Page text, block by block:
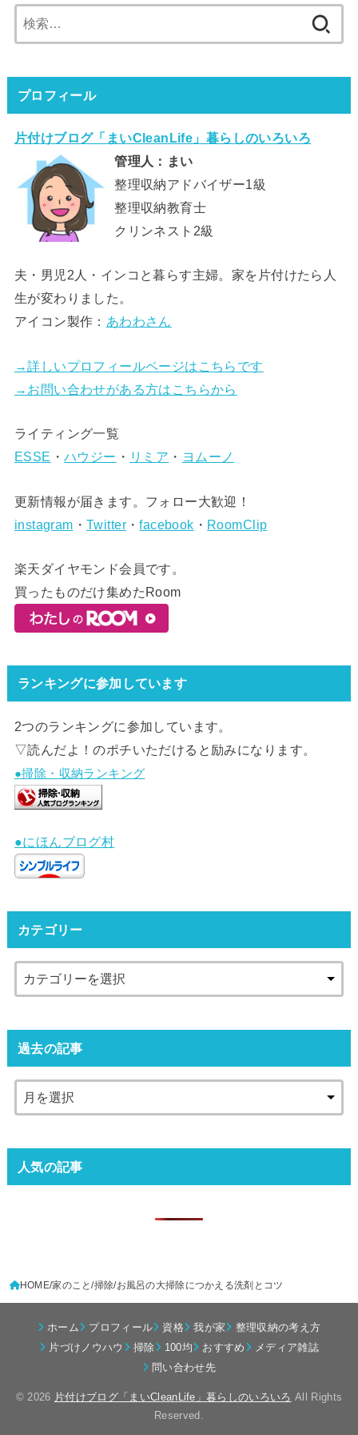
索:
プロフィール
片付けブログ「まいCleanLife」暮らしのいろいろ
管理人：まい
整理収納アドバイザー1級
整理収納教育士
クリンネスト2級
夫・男児2人・インコと暮らす主婦。家を片付けたら人
生が変わりました。
アイコン製作： あわわさん
→詳しいプロフィールページはこちらです
→お問い合わせがある方はこちらから
ライティング一覧
ESSE ・ ハウジー ・ リミア ・ ヨムーノ
更新情報が届きます。フォロー大歓迎！
instagram ・Twitter・facebook ・ RoomClip
楽天ダイヤモンド会員です。
買ったものだけ集めたRoom
ランキングに参加しています
2つのランキングに参加しています。
▽読んだよ！のポチいただけると励みになります。
●掃除・収納ランキング
●にほんブログ村
カテゴリー
過去の記事
人気の記事
HOME 家のこと 掃除 お風呂の大掃除につかえる洗剤とコツ
ホーム プロフィール 資格 我が家
整理収納の考え方
片づけノウハウ
掃除 100均 おすすめ
メディア雑誌
問い合わせ先
© 2026 片付けブログ「まいCleanLife」暮らしのいろいろ All Rights
Reserved.